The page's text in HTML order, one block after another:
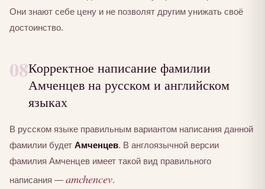
Они знают себе цену и не позволят другим унижать своё
достоинство.
08Корректное написание фамилии
Амченцев на русском и английском
языках
В русском языке правильным вариантом написания данной
фамилии будет Амченцев. В англоязычной версии
фамилия Амченцев имеет такой вид правильного
написания — amchencev.